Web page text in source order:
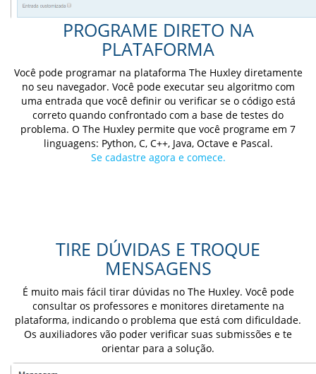
PROGRAME DIRETO NA
PLATAFORMA
Você pode programar na plataforma The Huxley diretamente
no seu navegador. Você pode executar seu algoritmo com
uma entrada que você definir ou verificar se o código está
correto quando confrontado com a base de testes do
problema. O The Huxley permite que você programe em 7
linguagens: Python, C, C++, Java, Octave e Pascal.
Se cadastre agora e comece.
TIRE DÚVIDAS E TROQUE
MENSAGENS
É muito mais fácil tirar dúvidas no The Huxley. Você pode
consultar os professores e monitores diretamente na
plataforma, indicando o problema que está com dificuldade.
Os auxiliadores vão poder verificar suas submissões e te
orientar para a solução.